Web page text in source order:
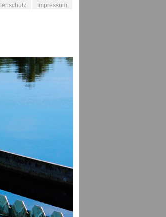
Impressum